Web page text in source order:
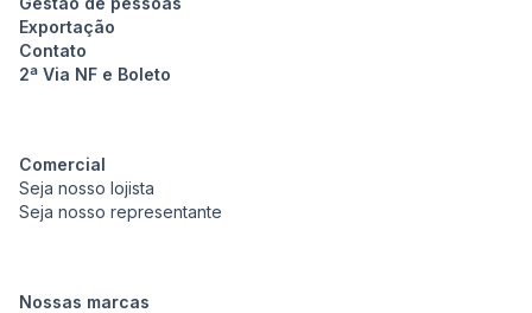
Exportação
Contato
2ª Via NF e Boleto
Comercial
Seja nosso lojista
Seja nosso representante
Nossas marcas